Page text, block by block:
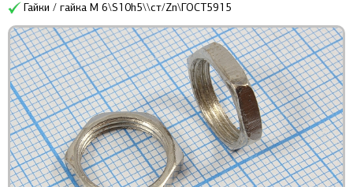
Гайки / гайка М 6\S10h5\\ст/Zn\ГОСТ5915